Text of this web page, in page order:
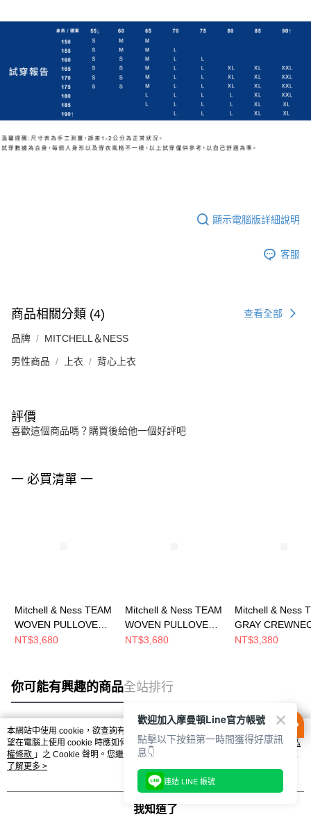
顯示電腦版詳細說明
客服
商品相關分類 (4) 查看全部
品牌 MITCHELL＆NESS
男性商品 上衣 背心上衣
評價
喜歡這個商品嗎？購買後給他一個好評吧
一 必買清單 一
Mitchell & Ness TEAM
WOVEN PULLOVER
JACKET 男 短袖上衣
NT$3,680
Mitchell & Ness TEAM
WOVEN PULLOVER
JACKET 男 短袖上衣
NT$3,680
Mitchell & Ness
GRAY
長袖上衣
NT$3,380
你可能有興趣的商品全站排行
熱門標籤
本網站中使用 cookie，欲查詢有關本網站使用 cookie 方式之詳情，及若您不希
望在電腦上使用 cookie 時應如何變更電腦的 cookie 設定，請參閱本網站「
隱私
權條款 」之 Cookie 聲明。您繼續使用本網站即表示您同意本公司得按本網站使
用條款之 Cookie 聲明使用 cookie。
了解更多 >
我知道了
歡迎加入摩曼頓Line官方帳號
點擊以下按鈕第一時間獲得好康訊
息👇
連結 LINE 帳號